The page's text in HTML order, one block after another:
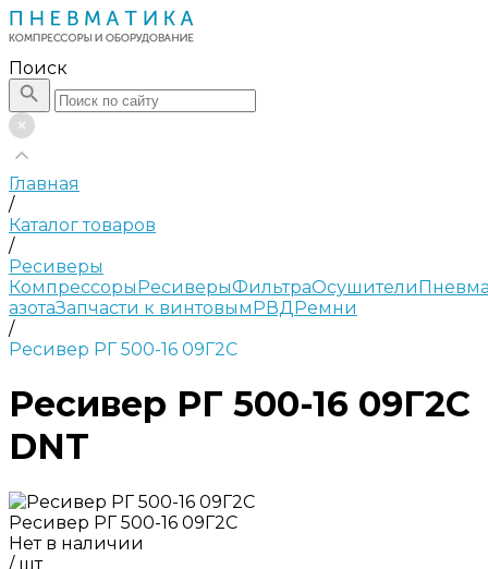
Поиск
Главная
/
Каталог товаров
/
Ресиверы
КомпрессорыРесиверыФильтраОсушители
азотаЗапчасти к винтовымРВДРемни
/
Ресивер РГ 500-16 09Г2С
Ресивер РГ 500-16 09Г2С
DNT
Ресивер РГ 500-16 09Г2С
Нет в наличии
/ шт